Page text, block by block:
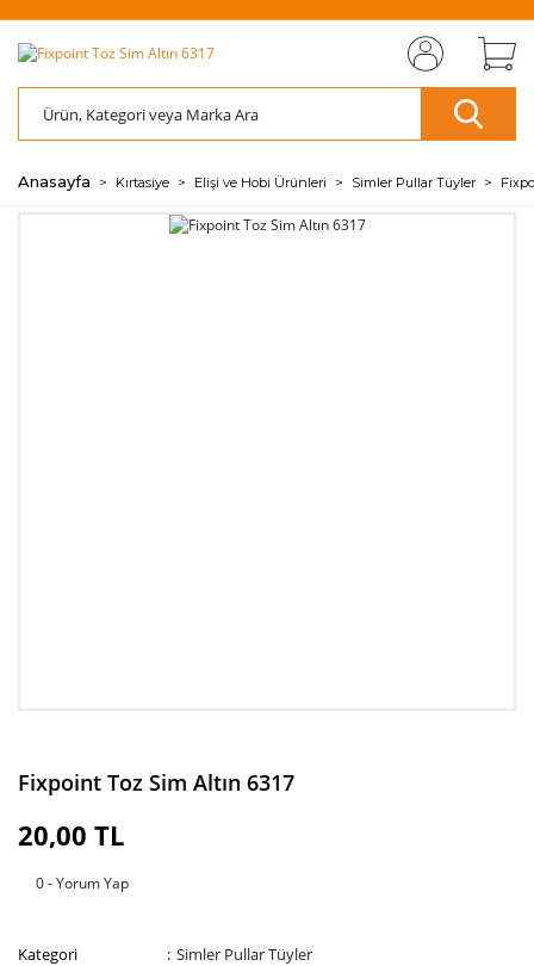
KARGO
AZ
ÖDE
💰
ZİYARET EDİN
KARGO
AZ
ÖDE
💰
Anasayfa Kırtasiye Elişi ve Hobi Ürünleri Simler Pullar Tüyler
Fixpoint Toz Sim Altın 6317
20,00 TL
0 - Yorum Yap
Kategori
Simler Pullar Tüyler